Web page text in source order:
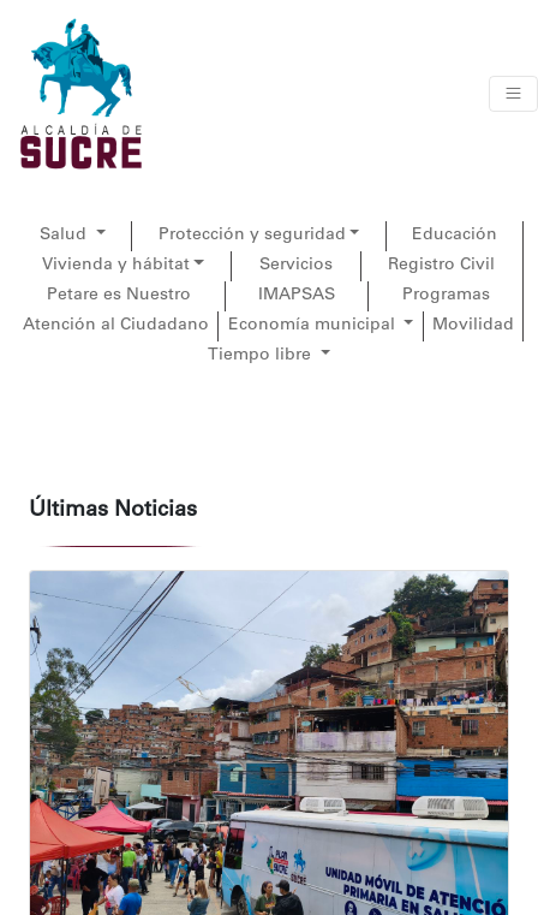
Salud Protección y seguridad
Educación
Vivienda y hábitat
Servicios
Registro Civil
Petare es Nuestro
IMAPSAS
Programas
Atención al Ciudadano
Economía municipal
Movilidad
Tiempo libre
Últimas Noticias